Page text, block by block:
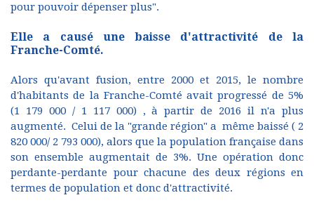
pour pouvoir dépenser plus".
Elle a causé une baisse d'attractivité de la
Franche-Comté.
Alors qu'avant fusion, entre 2000 et 2015, le nombre
d'habitants de la Franche-Comté avait progressé de 5%
(1 179 000 / 1 117 000) , à partir de 2016 il n'a plus
augmenté. Celui de la "grande région" a même baissé ( 2
820 000/ 2 793 000), alors que la population française dans
son ensemble augmentait de 3%. Une opération donc
perdante-perdante pour chacune des deux régions en
termes de population et donc d'attractivité.